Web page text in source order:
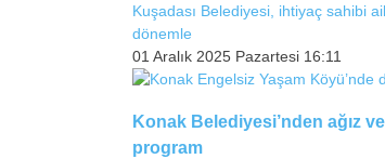
Kuşadası Belediyesi, ihtiyaç sahibi
dönemle
01 Aralık 2025 Pazartesi 16:11
Konak Belediyesi’nden ağız
program